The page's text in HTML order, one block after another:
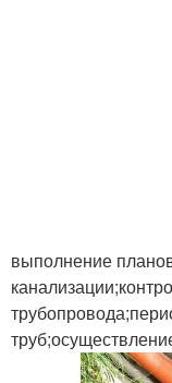
выполнение